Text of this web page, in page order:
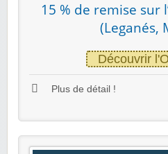
15 % de remise sur
(Leganés,
Découvrir
Plus de détail !